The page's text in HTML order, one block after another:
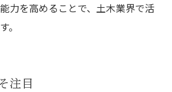
力を高めることで、土木業界で活
。
注目